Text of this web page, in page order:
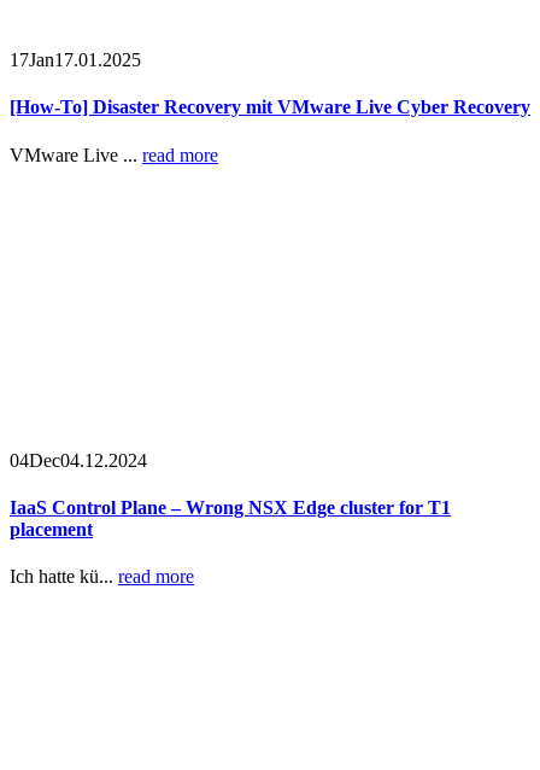
17Jan17.01.2025
[How-To] Disaster Recovery mit VMware Live Cyber Recovery
VMware Live ... read more
04Dec04.12.2024
IaaS Control Plane – Wrong NSX Edge cluster for T1
placement
Ich hatte kü... read more